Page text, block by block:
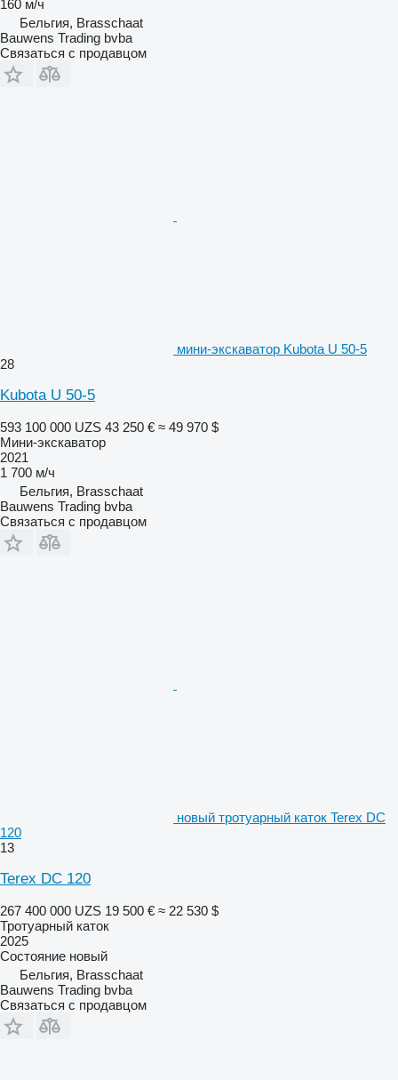
160 м/ч
Бельгия, Brasschaat
Bauwens Trading bvba
Связаться с продавцом
мини-экскаватор Kubota U 50-5
28
Kubota U 50-5
593 100 000 UZS 43 250 € ≈ 49 970 $
Мини-экскаватор
2021
1 700 м/ч
Бельгия, Brasschaat
Bauwens Trading bvba
Связаться с продавцом
новый тротуарный каток Terex DC
120
13
Terex DC 120
267 400 000 UZS 19 500 € ≈ 22 530 $
Тротуарный каток
2025
Состояние новый
Бельгия, Brasschaat
Bauwens Trading bvba
Связаться с продавцом